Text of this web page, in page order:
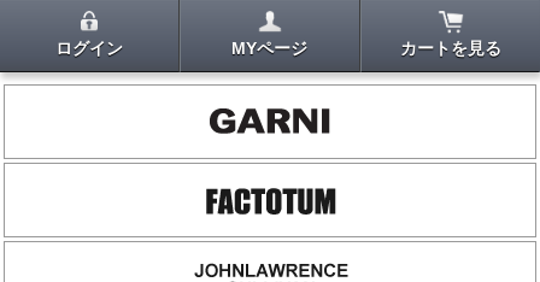
ログイン MYページ カートを見る